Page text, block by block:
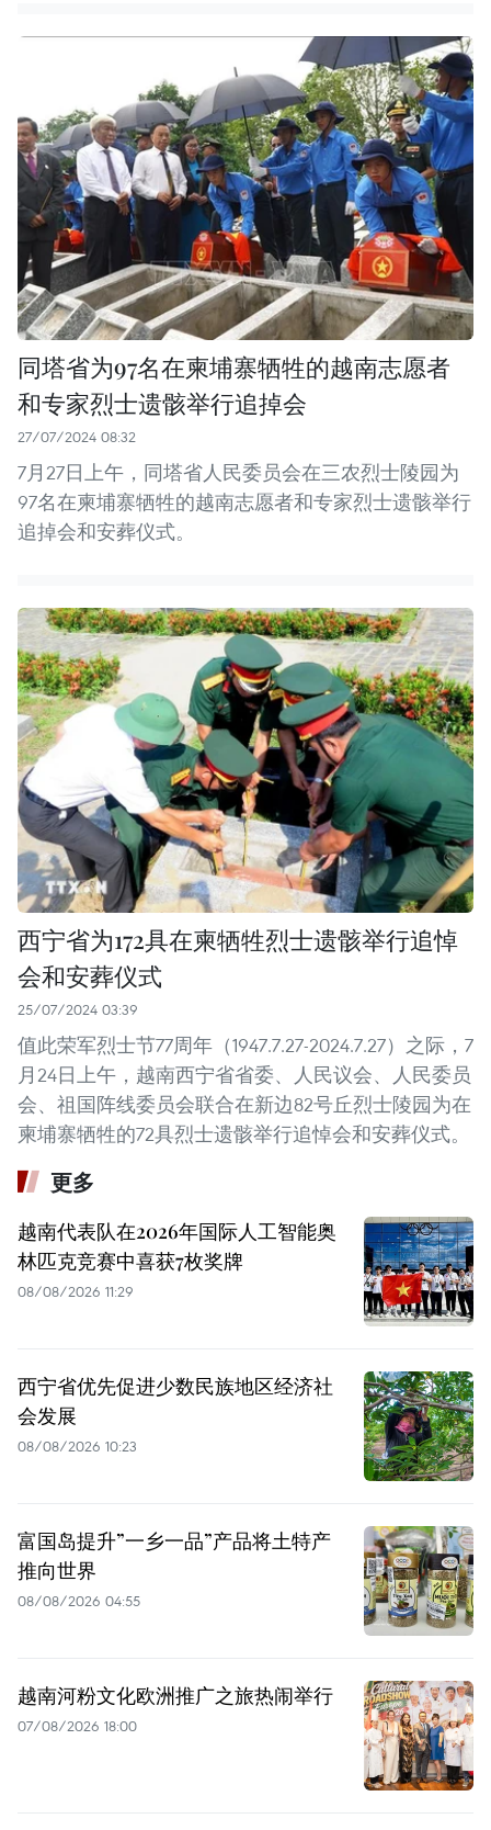
同塔省为97名在柬埔寨牺牲的越南志愿者
和专家烈士遗骸举行追掉会
27/07/2024 08:32
7月27日上午，同塔省人民委员会在三农烈士陵园为
97名在柬埔寨牺牲的越南志愿者和专家烈士遗骸举行
追掉会和安葬仪式。
西宁省为172具在柬牺牲烈士遗骸举行追悼
会和安葬仪式
25/07/2024 03:39
值此荣军烈士节77周年（1947.7.27-2024.7.27）之际，7
月24日上午，越南西宁省省委、人民议会、人民委员
会、祖国阵线委员会联合在新边82号丘烈士陵园为在
柬埔寨牺牲的72具烈士遗骸举行追悼会和安葬仪式。
更多
越南代表队在2026年国际人工智能奥
林匹克竞赛中喜获7枚奖牌
08/08/2026 11:29
西宁省优先促进少数民族地区经济社
会发展
08/08/2026 10:23
富国岛提升”一乡一品”产品将土特产
推向世界
08/08/2026 04:55
越南河粉文化欧洲推广之旅热闹举行
07/08/2026 18:00